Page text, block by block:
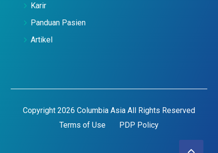
Karir
Panduan Pasien
Artikel
Copyright 2026 Columbia Asia All Rights Reserved
Terms of Use
PDP Policy